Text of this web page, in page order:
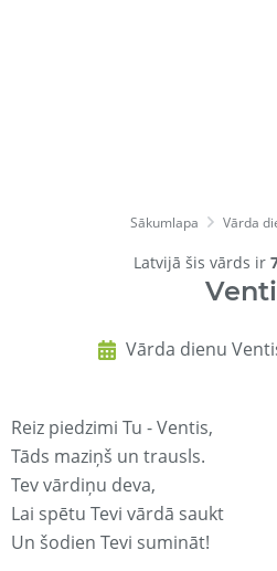
Sākumlapa Vārda
Latvijā šis vārds ir
Vārda dienu
Reiz piedzimi Tu - Ventis,
Tāds maziņš un trausls.
Tev vārdiņu deva,
Lai spētu Tevi vārdā saukt
Un šodien Tevi sumināt!